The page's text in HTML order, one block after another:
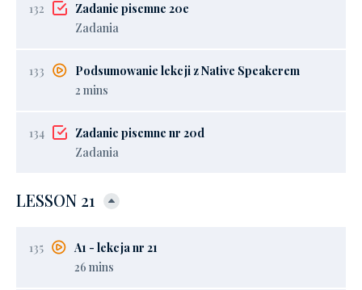
132
Zadanie pisemne 20e
Zadania
133
Podsumowanie lekcji z Native Speakerem
2 mins
134
Zadanie pisemne nr 20d
Zadania
LESSON 21
135
A1 - lekcja nr 21
26 mins